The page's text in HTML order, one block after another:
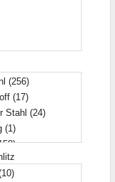
(256)
(17)
Stahl (24)
(1)